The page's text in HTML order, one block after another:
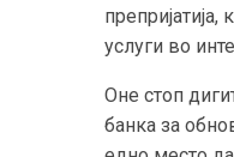
услуги во
Оне стоп
банка за